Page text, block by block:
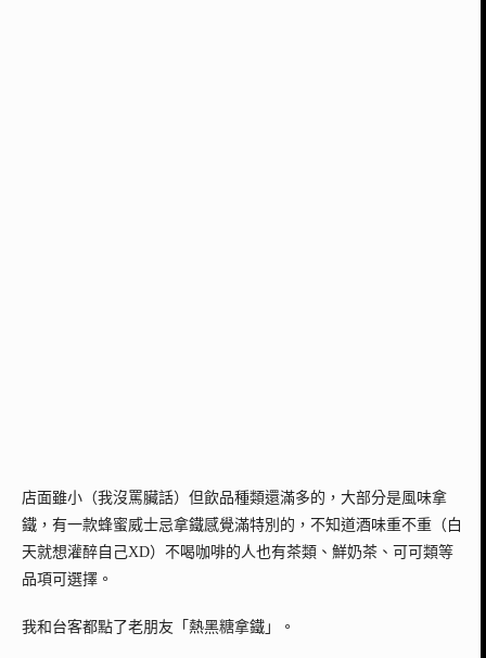
店面雖小（我沒罵臟話）但飲品種類還滿多的，大部分是風味拿
鐵，有一款蜂蜜威士忌拿鐵感覺滿特別的，不知道酒味重不重（白
天就想灌醉自己XD）不喝咖啡的人也有茶類、鮮奶茶、可可類等
品項可選擇。
我和台客都點了老朋友「熱黑糖拿鐵」。